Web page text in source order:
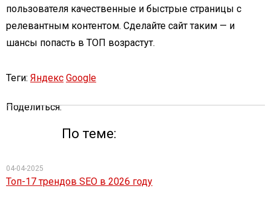
пользователя качественные и быстрые страницы с
релевантным контентом. Сделайте сайт таким — и
шансы попасть в ТОП возрастут.
Теги: Яндекс Google
Поделиться:
По теме:
04-04-2025
Топ-17 трендов SEO в 2026 году